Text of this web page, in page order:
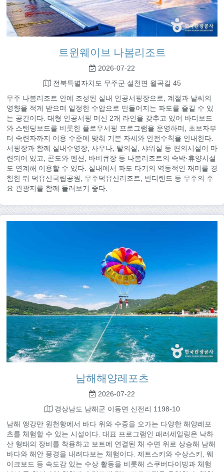
트윈웨이브 나봄리조트
2026-07-22
전북특별자치도 무주군 설천면 월곡길 45
무주 나봄리조트 안에 조성된 실내 인공서핑장으로, 계절과 날씨의
영향을 적게 받으며 일정한 수압으로 만들어지는 파도를 즐길 수 있
는 공간이다. 대형 인공서핑 머신 2개 라인을 갖추고 있어 바디보드
와 스탠딩보드를 비롯한 플로우서핑 프로그램을 운영하며, 초보자부
터 숙련자까지 이용 수준에 맞춰 기본 자세와 안전수칙을 안내한다.
서핑장과 함께 실내수영장, 사우나, 탈의실, 샤워실 등 편의시설이 마
련되어 있고, 콘도와 펜션, 바비큐장 등 나봄리조트의 숙박·휴양시설
도 연계해 이용할 수 있다. 실내에서 파도 타기의 역동적인 재미를 경
험한 뒤 덕유산국립공원, 무주덕유산리조트, 반디랜드 등 무주의 주
요 관광지를 함께 둘러보기 좋다.
남해해양레포츠
2026-07-22
경상남도 남해군 이동면 신전리 1198-10
남해 앵강만 원천항에서 바다 위와 수중을 오가는 다양한 해양레포
츠를 체험할 수 있는 시설이다. 대표 프로그램인 패러세일링은 낙하
산 형태의 장비를 착용하고 보트에 연결된 채 수면 위로 상승해 남해
바다와 해안 풍경을 내려다보는 체험이다. 제트스키와 수상스키, 웨
이크보드 등 속도감 있는 수상 활동을 비롯해 스쿠버다이빙과 체험